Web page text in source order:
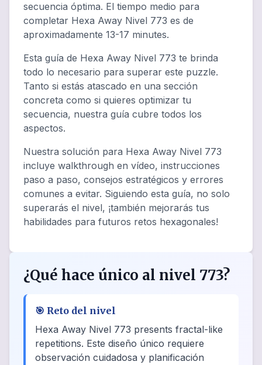
secuencia óptima. El tiempo medio para
completar Hexa Away Nivel 773 es de
aproximadamente 13-17 minutes.
Esta guía de Hexa Away Nivel 773 te brinda
todo lo necesario para superar este puzzle.
Tanto si estás atascado en una sección
concreta como si quieres optimizar tu
secuencia, nuestra guía cubre todos los
aspectos.
Nuestra solución para Hexa Away Nivel 773
incluye walkthrough en vídeo, instrucciones
paso a paso, consejos estratégicos y errores
comunes a evitar. Siguiendo esta guía, no solo
superarás el nivel, ¡también mejorarás tus
habilidades para futuros retos hexagonales!
¿Qué hace único al nivel 773?
🎯 Reto del nivel
Hexa Away Nivel 773 presents fractal-like
repetitions. Este diseño único requiere
observación cuidadosa y planificación